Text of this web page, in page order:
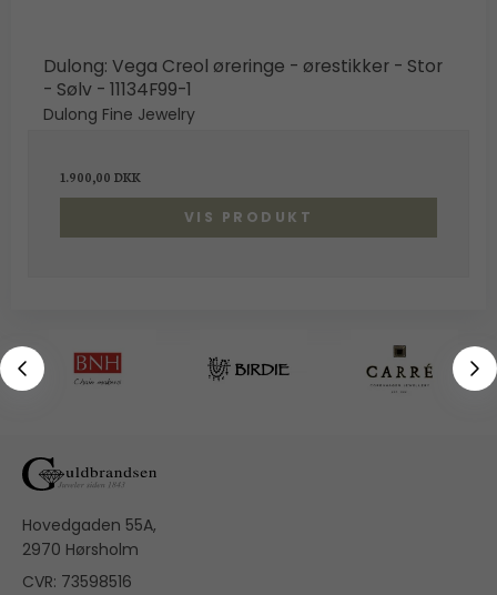
Dulong: Vega Creol øreringe - ørestikker - Stor
- Sølv - 11134F99-1
Dulong Fine Jewelry
1.900,00 DKK
VIS PRODUKT
Hovedgaden 55A,
2970 Hørsholm
CVR: 73598516